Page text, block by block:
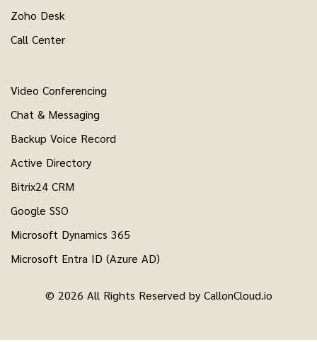
Zoho Desk
Call Center
Video Conferencing
Chat & Messaging
Backup Voice Record
Active Directory
Bitrix24 CRM
Google SSO
Microsoft Dynamics 365
Microsoft Entra ID (Azure AD)
© 2026 All Rights Reserved by CallonCloud.io